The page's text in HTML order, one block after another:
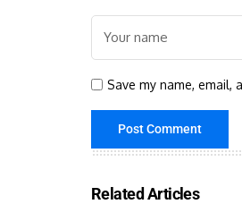
Save my name, email,
Related Articles